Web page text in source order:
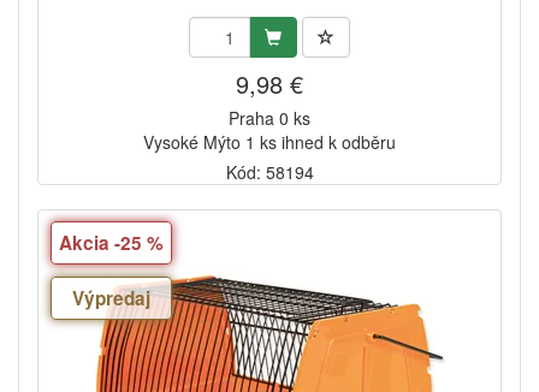
9,98 €
Praha 0 ks
Vysoké Mýto 1 ks ihned k odběru
Kód: 58194
Akcia -25 %
Výpredaj